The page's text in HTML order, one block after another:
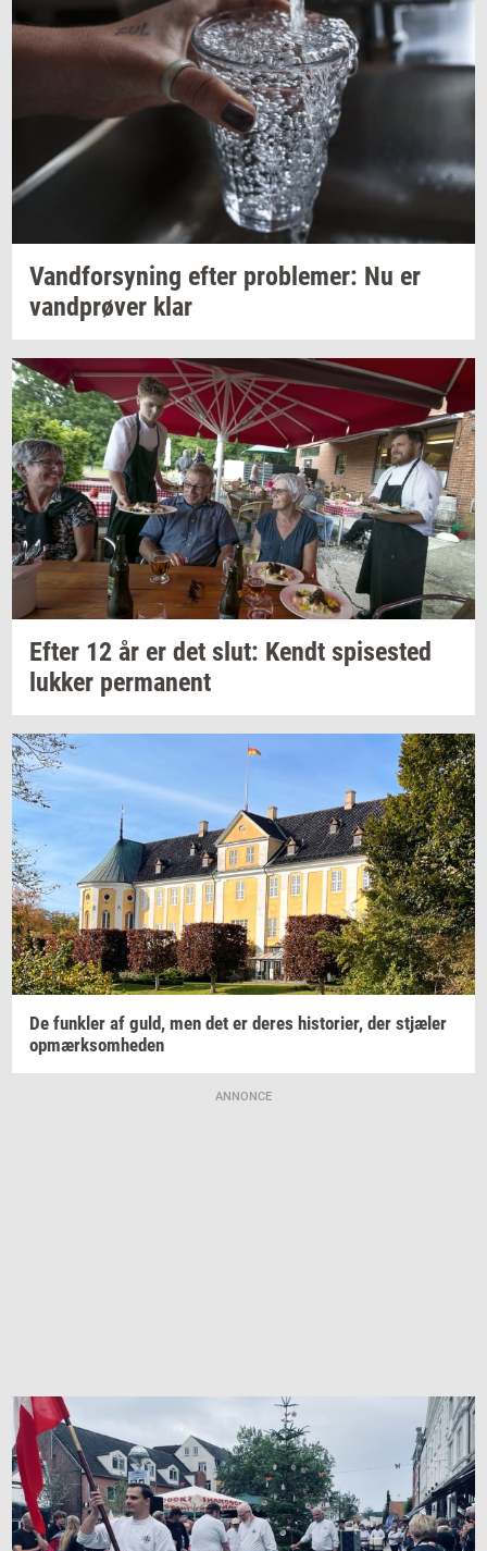
Vand­for­sy­ning efter pro­ble­mer: Nu er
vand­prø­ver klar
Efter 12 år er det slut: Kendt spi­se­sted
luk­ker per­ma­nent
De funk­ler af guld, men det er deres hi­sto­ri­er, der stjæ­ler
op­mærk­som­he­den
ANNONCE